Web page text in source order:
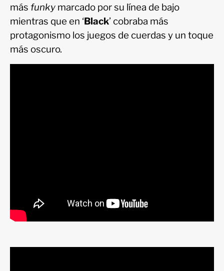
más funky marcado por su línea de bajo
mientras que en ‘Black’ cobraba más
protagonismo los juegos de cuerdas y un toque
más oscuro.